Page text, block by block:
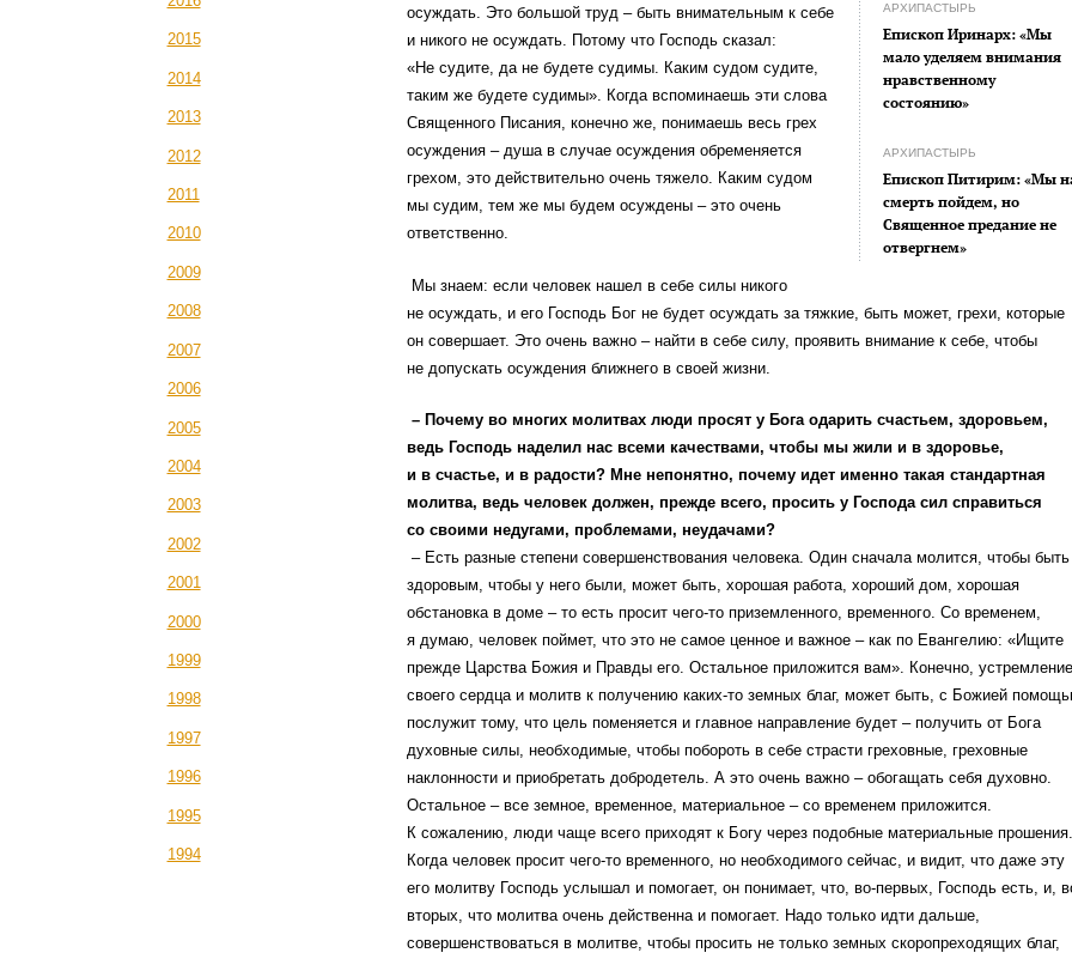
2015
2014
2013
2012
2011
2010
2009
2008
2007
2006
2005
2004
2003
2002
2001
2000
1999
1998
1997
1996
1995
1994
АРХИПАСТЫРЬ
Епископ Иринарх: «Мы
мало уделяем внимания
нравственному
состоянию»
АРХИПАСТЫРЬ
Епископ Питирим: «Мы
смерть пойдем, но
Священное предание не
отвергнем»
осуждать. Это большой труд – быть внимательным к себе
и никого не осуждать. Потому что Господь сказал:
«Не судите, да не будете судимы. Каким судом судите,
таким же будете судимы». Когда вспоминаешь эти слова
Священного Писания, конечно же, понимаешь весь грех
осуждения – душа в случае осуждения обременяется
грехом, это действительно очень тяжело. Каким судом
мы судим, тем же мы будем осуждены – это очень
ответственно.
Мы знаем: если человек нашел в себе силы никого
не осуждать, и его Господь Бог не будет осуждать за тяжкие, быть может, грехи, которые
он совершает. Это очень важно – найти в себе силу, проявить внимание к себе, чтобы
не допускать осуждения ближнего в своей жизни.
– Почему во многих молитвах люди просят у Бога одарить счастьем, здоровьем,
ведь Господь наделил нас всеми качествами, чтобы мы жили и в здоровье,
и в счастье, и в радости? Мне непонятно, почему идет именно такая стандартная
молитва, ведь человек должен, прежде всего, просить у Господа сил справиться
со своими недугами, проблемами, неудачами?
– Есть разные степени совершенствования человека. Один сначала молится, чтобы быть
здоровым, чтобы у него были, может быть, хорошая работа, хороший дом, хорошая
обстановка в доме – то есть просит чего-то приземленного, временного. Со временем,
я думаю, человек поймет, что это не самое ценное и важное – как по Евангелию: «Ищите
прежде Царства Божия и Правды его. Остальное приложится вам». Конечно, устремление
своего сердца и молитв к получению каких-то земных благ, может быть, с Божией
послужит тому, что цель поменяется и главное направление будет – получить от Бога
духовные силы, необходимые, чтобы побороть в себе страсти греховные, греховные
наклонности и приобретать добродетель. А это очень важно – обогащать себя духовно.
Остальное – все земное, временное, материальное – со временем приложится.
К сожалению, люди чаще всего приходят к Богу через подобные материальные прошения.
Когда человек просит чего-то временного, но необходимого сейчас, и видит, что даже эту
его молитву Господь услышал и помогает, он понимает, что, во-первых, Господь есть, и,
вторых, что молитва очень действенна и помогает. Надо только идти дальше,
совершенствоваться в молитве, чтобы просить не только земных скоропреходящих благ,